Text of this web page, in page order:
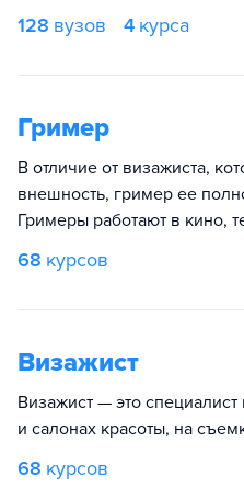
128 вузов 4 курса
Гример
В отличие от визажиста,
внешность, гример ее
Гримеры работают в кино,
68 курсов
Визажист
Визажист — это
и салонах красоты, на
68 курсов